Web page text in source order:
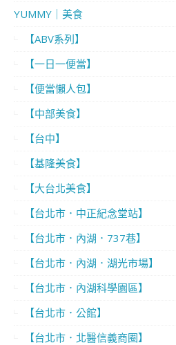
YUMMY｜美食
【ABV系列】
【一日一便當】
【便當懶人包】
【中部美食】
【台中】
【基隆美食】
【大台北美食】
【台北市．中正紀念堂站】
【台北市．內湖．737巷】
【台北市．內湖．湖光市場】
【台北市．內湖科學園區】
【台北市．公館】
【台北市．北醫信義商圈】